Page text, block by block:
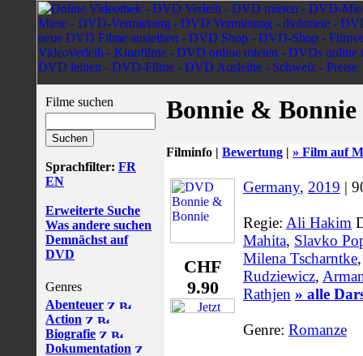
Filme suchen
Sprachfilter: FR
EN
Erweiterte Suche
Was andere suchen
Demnächst auf
DVD
Genres
Abenteuer
Action
Biografie
Dokumentation
Bonnie & Bonnie
Filminfo | Bewertung | » Film auf
CHF
9.90
Germany, 2019 |
Regie: Ali Hakim
Mahita, Slavko
Milena Tscharntke
Rudziewicz,
Rathjen » alle
Genre: Romanze